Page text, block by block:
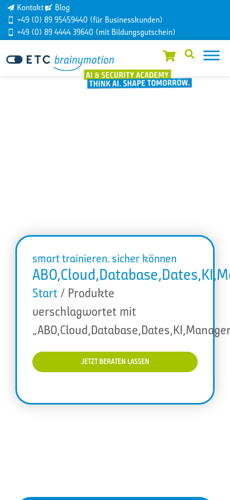
Kontakt
Blog
+49 (0) 89 95459440 (für Businesskunden)
+49 (0) 89 4444 39640 (mit Bildungsgutschein)
smart trainieren. sicher können
Start / Produkte
verschlagwortet mit
JETZT BERATEN LASSEN